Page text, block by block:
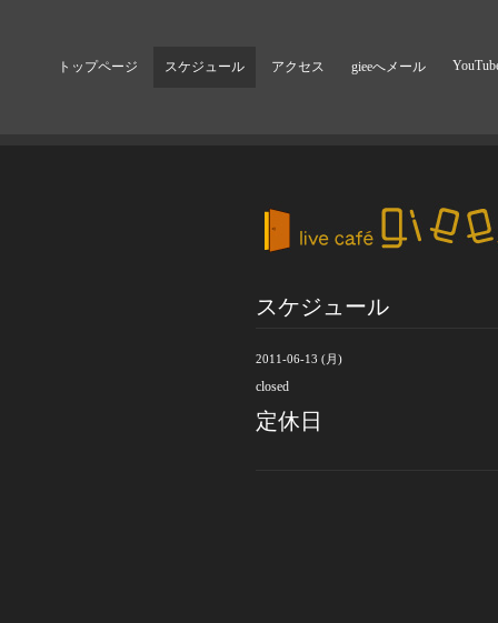
トップページ スケジュール アクセス gieeへメール
スケジュール
2011-06-13 (月)
closed
定休日